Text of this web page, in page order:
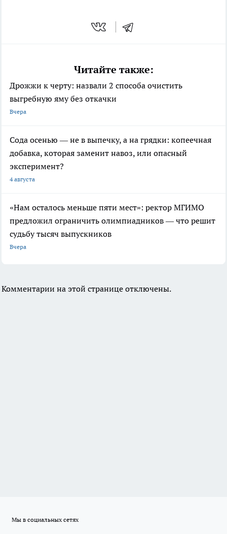
Читайте также:
Дрожжи к черту: назвали 2 способа очистить
выгребную яму без откачки
Вчера
Сода осенью — не в выпечку, а на грядки: копеечная
добавка, которая заменит навоз, или опасный
эксперимент?
4 августа
«Нам осталось меньше пяти мест»: ректор МГИМО
предложил ограничить олимпиадников — что решит
судьбу тысяч выпускников
Вчера
Комментарии на этой странице отключены.
Мы в социальных сетях